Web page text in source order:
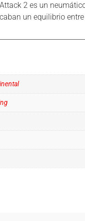
2 es un
un equilibrio